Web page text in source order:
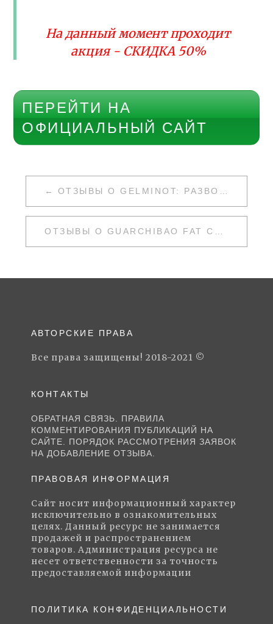
На данный момент проходит
акция - СКИДКА 50%
ПЕРЕЙТИ НА
ОФИЦИАЛЬНЫЙ САЙТ
НАВИГАЦИЯ
ПО
ЗАПИСЯМ
ОТЗЫВЫ О GELMINOT: РАЗВОД ИЛИ НЕТ
АВТОРСКИЕ ПРАВА
Все права защищены! 2018-2021 ©
КОНТАКТЫ
ОБРАТНАЯ СВЯЗЬ. ПРАВИЛА
КОММЕНТИРОВАНИЯ ПУБЛИКАЦИЙ НА
САЙТЕ. ПОРЯДОК РАССМОТРЕНИЯ ЗАЯВОК
НА ДОБАВЛЕНИЕ ОТЗЫВА.
ПРАВОВАЯ ИНФОРМАЦИЯ
Сайт носит информационный характер
исключительно в ознакомительных
целях. Данный ресурс не занимается
продажей и распространением
товаров. Администрация ресурса не
несет ответственности за точность
предоставляемой информации
ПОЛИТИКА КОНФИДЕНЦИАЛЬНОСТИ